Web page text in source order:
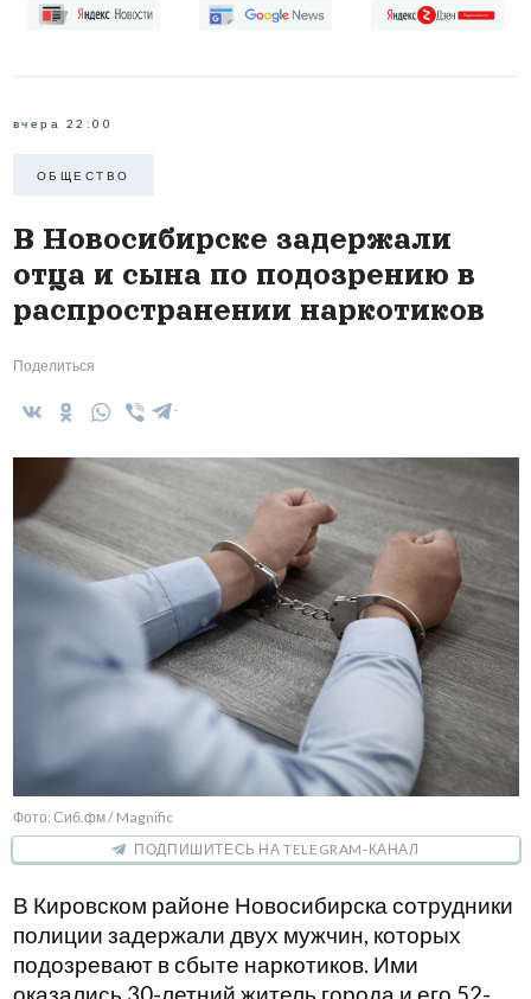
вчера 22:00
ОБЩЕСТВО
В Новосибирске задержали
отца и сына по подозрению в
распространении наркотиков
Поделиться
Фото: Сиб.фм / Magnific
ПОДПИШИТЕСЬ НА TELEGRAM-КАНАЛ
В Кировском районе Новосибирска сотрудники
полиции задержали двух мужчин, которых
подозревают в сбыте наркотиков. Ими